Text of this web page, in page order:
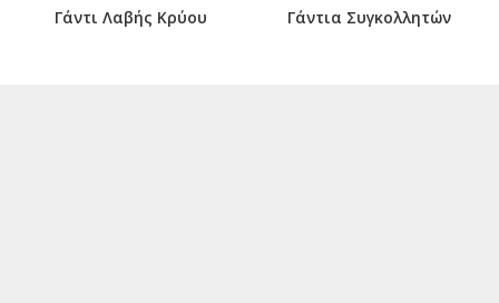
Γάντι Λαβής Κρύου Γάντια Συγκολλητών